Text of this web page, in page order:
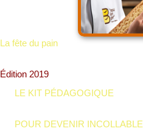
La fête du pain
Édition 2019
LE KIT PÉDAGOGIQUE
POUR DEVENIR INCOLLABLE